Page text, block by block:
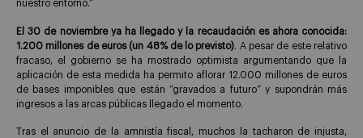
nuestro entorno.”
El 30 de noviembre ya ha llegado y la recaudación es ahora conocida:
1.200 millones de euros (un 48% de lo previsto). A pesar de este relativo
fracaso, el gobierno se ha mostrado optimista argumentando que la
aplicación de esta medida ha permito aflorar 12.000 millones de euros
de bases imponibles que están “gravados a futuro” y supondrán más
ingresos a las arcas públicas llegado el momento.
Tras el anuncio de la amnistía fiscal, muchos la tacharon de injusta,